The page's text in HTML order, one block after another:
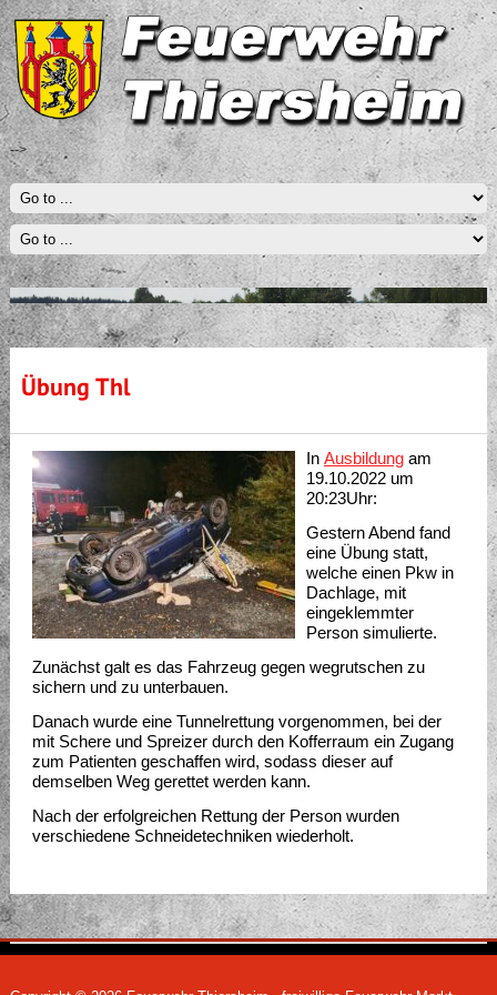
-->
Übung Thl
In Ausbildungam
19.10.2022 um
20:23Uhr:
Gestern Abend fand
eine Übung statt,
welche einen Pkw in
Dachlage, mit
eingeklemmter
Person simulierte.
Zunächst galt es das Fahrzeug gegen wegrutschen zu
sichern und zu unterbauen.
Danach wurde eine Tunnelrettung vorgenommen, bei der
mit Schere und Spreizer durch den Kofferraum ein Zugang
zum Patienten geschaffen wird, sodass dieser auf
demselben Weg gerettet werden kann.
Nach der erfolgreichen Rettung der Person wurden
verschiedene Schneidetechniken wiederholt.